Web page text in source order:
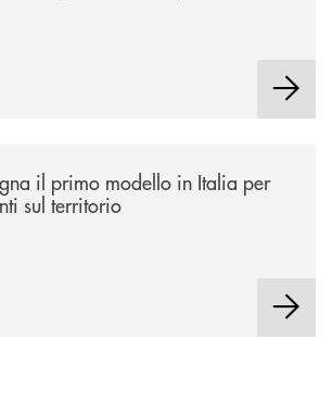
il primo modello in Italia per
sul territorio